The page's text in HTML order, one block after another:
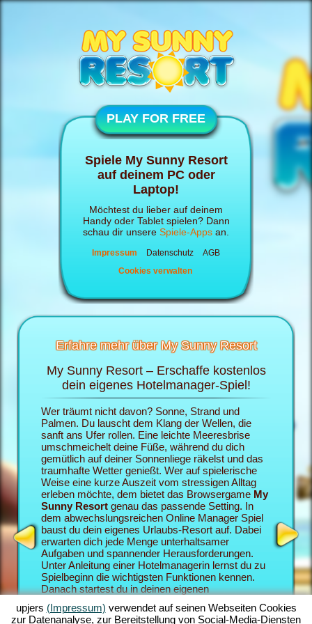
PLAY FOR FREE
Spiele My Sunny Resort
auf deinem PC oder
Laptop!
Möchtest du lieber auf deinem
Handy oder Tablet spielen? Dann
schau dir unsere Spiele-Apps an.
Impressum Datenschutz
AGB
Cookies verwalten
Erfahre mehr über My Sunny Resort
My Sunny Resort – Erschaffe kostenlos
dein eigenes Hotelmanager-Spiel!
Wer träumt nicht davon? Sonne, Strand und
Palmen. Du lauscht dem Klang der Wellen, die
sanft ans Ufer rollen. Eine leichte Meeresbrise
umschmeichelt deine Füße, während du dich
gemütlich auf deiner Sonnenliege räkelst und das
traumhafte Wetter genießt. Wer auf spielerische
Weise eine kurze Auszeit vom stressigen Alltag
erleben möchte, dem bietet das Browsergame My
Sunny Resortgenau das passende Setting. In
dem abwechslungsreichen Online Manager Spiel
baust du dein eigenes Urlaubs-Resort auf. Dabei
erwarten dich jede Menge unterhaltsamer
Aufgaben und spannender Herausforderungen.
Unter Anleitung einer Hotelmanagerin lernst du zu
Spielbeginn die wichtigsten Funktionen kennen.
Danach startest du in deinen eigenen
Strand-Resort auf. Dein Ziel im Online Manager-
die
als
desto
Sunny
upjers (Impressum) verwendet auf seinen Webseiten Cookies
zur Datenanalyse, zur Bereitstellung von Social-Media-Diensten